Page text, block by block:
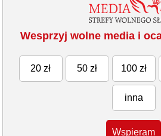
Wesprzyj wolne media i
20 zł 50 zł 100 zł
inna
Wspieram